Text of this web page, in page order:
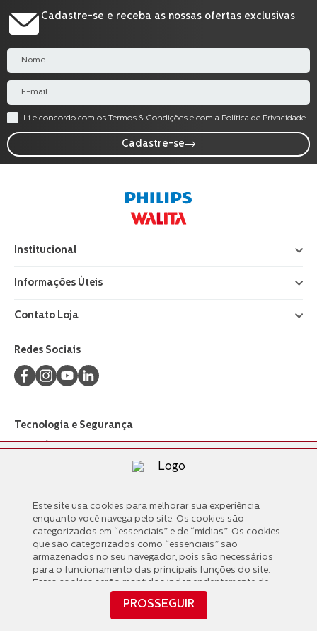
enquanto você navega pelo site. Os cookies são
categorizados em “essenciais” e de “mídias”. Os cookies
que são categorizados como “essenciais” são
armazenados no seu navegador, pois são necessários
para o funcionamento das principais funções do site.
Estes cookies serão mantidos independentemente de
“mídias” compartilhados com terceiros que nos ajudam
PROSSEGUIR
Cadastre-se e receba as nossas ofertas exclusivas
Li e concordo com os Termos & Condições e com a Política de Privacidade.
Cadastre-se
Institucional +
Informações Úteis +
Contato Loja +
Redes Sociais
Tecnologia e Segurança
Formas de Pagamento
Copyright © 2024www.walita.com.br
Este site usa cookies para melhorar sua experiência
enquanto você navega pelo site. Os cookies são
categorizados em “essenciais” e de “mídias”. Os cookies
que são categorizados como “essenciais” são
armazenados no seu navegador, pois são necessários
para o funcionamento das principais funções do site.
Estes cookies serão mantidos independentemente de
seu consentimento. Também usamos cookies de
“mídias” compartilhados com terceiros que nos ajudam
a analisar e entender como você usa este site,
PROSSEGUIR